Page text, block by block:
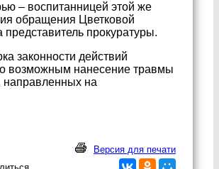
– воспитанницей этой же
обращения Цветковой
прокуратуры.
законности действий
возможным нанесение травмы
направленных на
Версия для печати